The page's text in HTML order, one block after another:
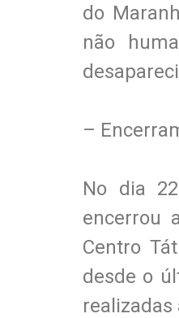
do
não
–
No dia
encerrou
Centro
desde o
realizadas